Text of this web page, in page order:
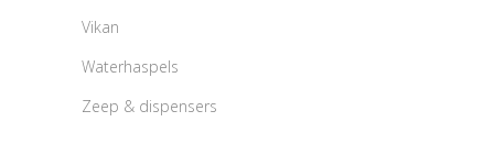
Vikan
Waterhaspels
Zeep & dispensers